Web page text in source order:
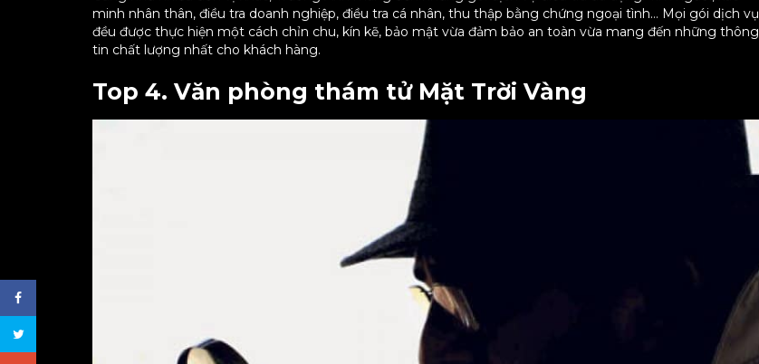
minh nhân thân, điều tra doanh nghiệp, điều tra cá nhân, thu thập bằng chứng ngoại tình… Mọi gói dịch vụ
đều được thực hiện một cách chỉn chu, kín kẽ, bảo mật vừa đảm bảo an toàn vừa mang đến những thông
tin chất lượng nhất cho khách hàng.
Top 4. Văn phòng thám tử Mặt Trời Vàng